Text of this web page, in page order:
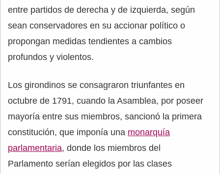
entre partidos de derecha y de izquierda, según
sean conservadores en su accionar político o
propongan medidas tendientes a cambios
profundos y violentos.
Los girondinos se consagraron triunfantes en
octubre de 1791, cuando la Asamblea, por poseer
mayoría entre sus miembros, sancionó la primera
constitución, que imponía una monarquía
parlamentaria, donde los miembros del
Parlamento serían elegidos por las clases